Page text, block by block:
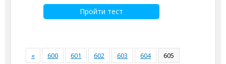
Пройти тест
« 600 601 602 603 604
605